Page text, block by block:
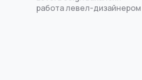
работа левел-дизайнером